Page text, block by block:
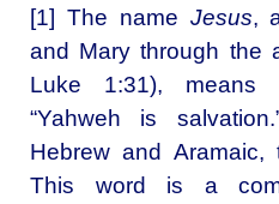
[1] The name Jesus,
and Mary through the
Luke 1:31), means
“Yahweh is
Hebrew and
This word is a